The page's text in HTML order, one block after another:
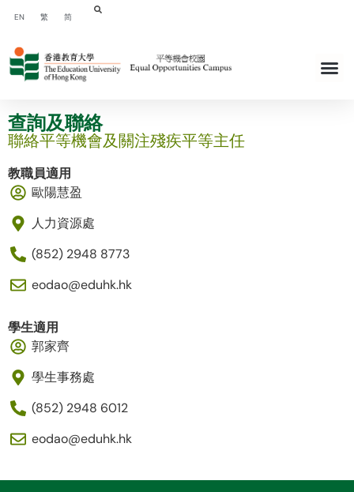
EN 繁 简
查詢及聯絡
聯絡平等機會及關注殘疾平等主任
教職員適用
歐陽慧盈
人力資源處
(852) 2948 8773
eodao@eduhk.hk
學生適用
郭家齊
學生事務處
(852) 2948 6012
eodao@eduhk.hk